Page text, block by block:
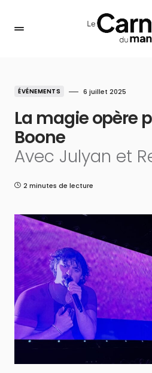
ÉVÉNEMENTS 6 juillet 2025
La magie opère
Boone
Avec Julyan et
2 minutes de lecture